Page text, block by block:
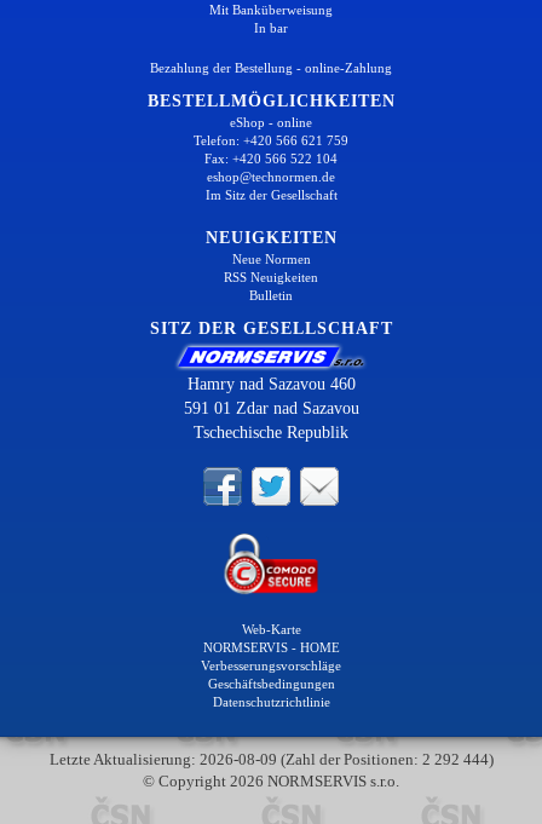
Mit Banküberweisung
In bar
Bezahlung der Bestellung - online-Zahlung
BESTELLMÖGLICHKEITEN
eShop - online
Telefon: +420 566 621 759
Fax: +420 566 522 104
eshop@technormen.de
Im Sitz der Gesellschaft
NEUIGKEITEN
Neue Normen
RSS Neuigkeiten
Bulletin
SITZ DER GESELLSCHAFT
Hamry nad Sazavou 460
591 01 Zdar nad Sazavou
Tschechische Republik
Web-Karte
NORMSERVIS - HOME
Verbesserungsvorschläge
Geschäftsbedingungen
Datenschutzrichtlinie
Letzte Aktualisierung: 2026-08-09 (Zahl der Positionen: 2 292 444)
© Copyright 2026 NORMSERVIS s.r.o.